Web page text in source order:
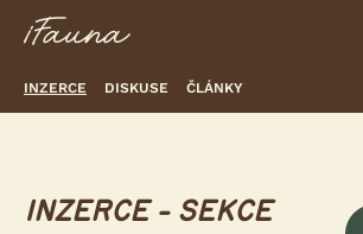
INZERCE DISKUSE ČLÁNKY
INZERCE - SEKCE